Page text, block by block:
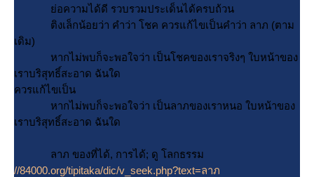
่อความได้ดี รวบรวมประเด็นได้ครบถ้วน
ติงเล็กน้อยว่า คำว่า โชค ควรแก้ไขเป็นคำว่า ลาภ (ตาม
เดิม)
หากไม่พบก็จะพอใจว่า เป็นโชคของเราจริงๆ ใบหน้าของ
เราบริสุทธิ์สะอาด ฉันใด
ควรแก้ไขเป็น
หากไม่พบก็จะพอใจว่า เป็นลาภของเราหนอ ใบหน้าของ
เราบริสุทธิ์สะอาด ฉันใด
ลาภ ของที่ได้, การได้; ดู โลกธรรม
//84000.org/tipitaka/dic/v_seek.php?text=ลาภ